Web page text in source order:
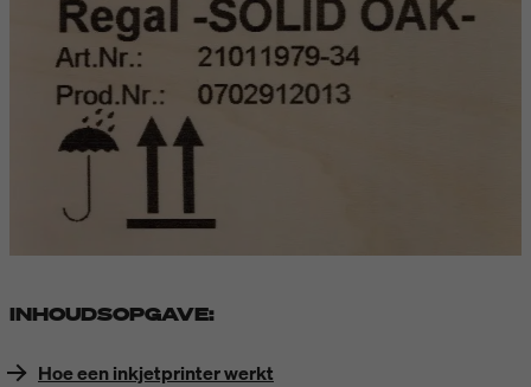
INHOUDSOPGAVE:
Hoe een inkjetprinter werkt